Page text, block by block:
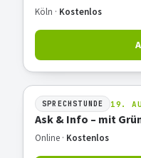
Köln · Kostenlos
SPRECHSTUNDE 19.
Ask & Info – mit
Online · Kostenlos